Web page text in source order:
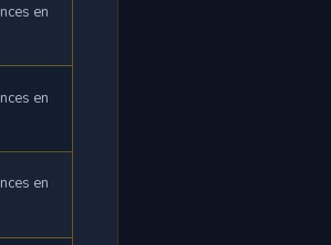
en
en
en